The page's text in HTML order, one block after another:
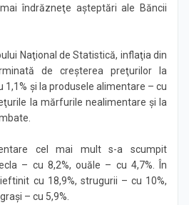
îndrăzneţe aşteptări ale Băncii
Naţional de Statistică, inflaţia din
de creşterea preţurilor la
1,1% şi la produsele alimentare – cu
la mărfurile nealimentare şi la
cel mai mult s-a scumpit
– cu 8,2%, ouăle – cu 4,7%. În
cu 18,9%, strugurii – cu 10%,
– cu 5,9%.